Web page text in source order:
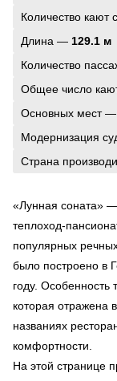
Количество
Длина — 129.1 м
Количество
Общее число
Основных мест —
Модернизация
Страна
«Лунная соната»
теплоход-
популярных
было построено в
году. Особенность
которая отражена
названиях
комфортности.
На этой странице